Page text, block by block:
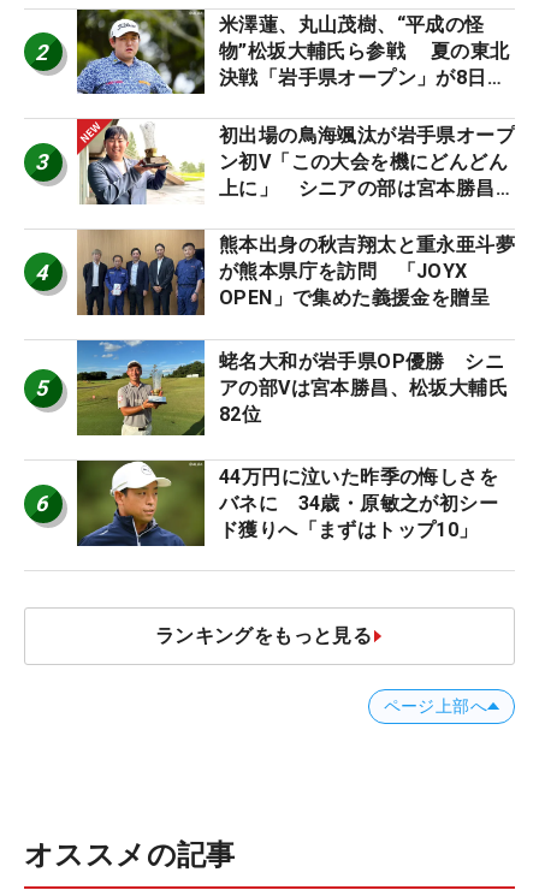
ーのヒトネタ！】
2
米澤蓮、丸山茂樹、“平成の怪
物”松坂大輔氏ら参戦 夏の東北
決戦「岩手県オープン」が8日開
3
初出場の鳥海颯汰が岩手県オープ
ン初V「この大会を機にどんどん
上に」 シニアの部は宮本勝昌が
4
熊本出身の秋吉翔太と重永亜斗夢
が熊本県庁を訪問 「JOYX
OPEN」で集めた義援金を贈呈
5
蛯名大和が岩手県OP優勝 シニ
アの部Vは宮本勝昌、松坂大輔氏
82位
6
44万円に泣いた昨季の悔しさを
バネに 34歳・原敏之が初シー
ド獲りへ「まずはトップ10」
ランキングをもっと見る
ページ上部へ
オススメの記事